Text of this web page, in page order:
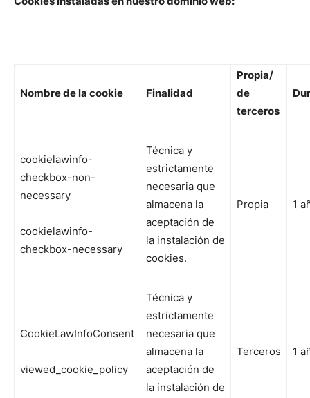
Nombre de la cookie Finalidad
Propia/
de
terceros
cookielawinfo-
checkbox-non-
necessary
cookielawinfo-
checkbox-necessary
Técnica y
estrictamente
necesaria que
almacena la
aceptación de
la instalación de
cookies.
Propia 1
CookieLawInfoConsent
viewed_cookie_policy
Técnica y
estrictamente
necesaria que
almacena la
aceptación de
la instalación de
Terceros 1